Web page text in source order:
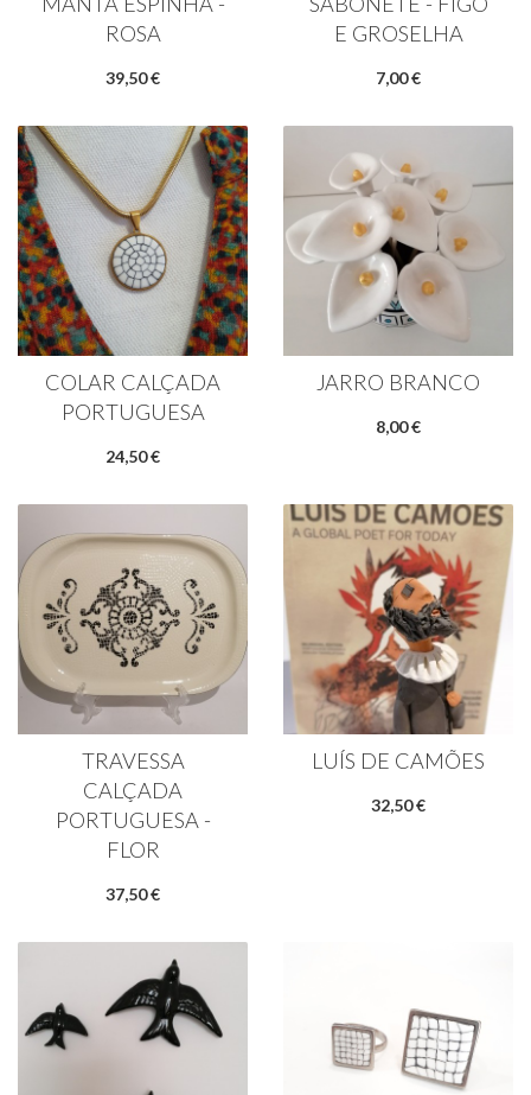
ROSA
39,50 €
E GROSELHA
7,00 €
COLAR CALÇADA
PORTUGUESA
24,50 €
JARRO BRANCO
8,00 €
TRAVESSA
CALÇADA
PORTUGUESA -
FLOR
37,50 €
LUÍS DE CAMÕES
32,50 €